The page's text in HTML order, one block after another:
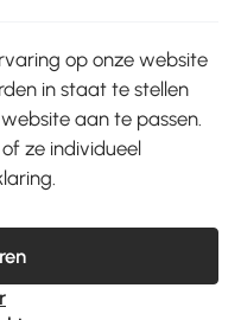
10% korting!
Play
309, 20537 Hamburg
op onze website
in staat te stellen
aan te passen.
ze individueel